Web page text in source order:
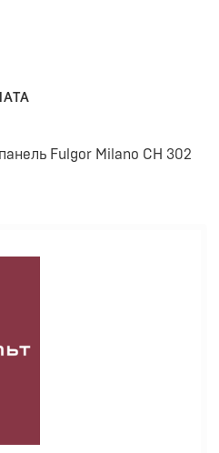
Fulgor Milano CH 302